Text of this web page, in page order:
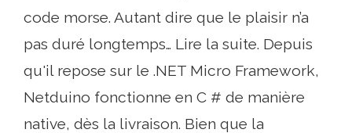
code morse. Autant dire que le plaisir n’a
pas duré longtemps… Lire la suite. Depuis
qu'il repose sur le .NET Micro Framework,
Netduino fonctionne en C # de manière
native, dès la livraison. Bien que la